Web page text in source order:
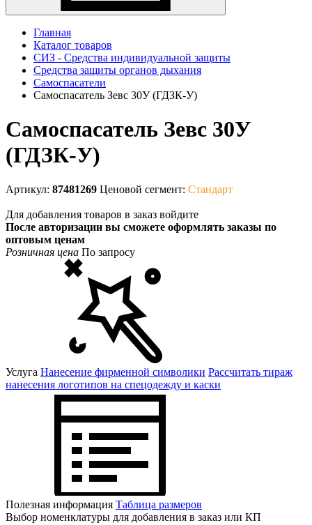
Главная
Каталог товаров
СИЗ - Средства индивидуальной защиты
Средства защиты органов дыхания
Самоспасатели
Самоспасатель Зевс 30У (ГДЗК-У)
Самоспасатель Зевс 30У
(ГДЗК-У)
Артикул: 87481269 Ценовой сегмент: Стандарт
Для добавления товаров в заказ войдите
После авторизации вы сможете оформлять заказы по
оптовым ценам
Розничная цена По запросу
Услуга Нанесение фирменной символики Рассчитать тираж
нанесения логотипов на спецодежду и каски
Полезная информация Таблица размеров
Выбор номенклатуры для добавления в заказ или КП